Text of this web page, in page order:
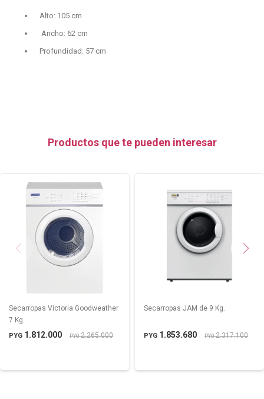
Alto: 105 cm
Ancho: 62 cm
Profundidad: 57 cm
Productos que te pueden interesar
Secarropas Victoria Goodweather
7 Kg.
PYG 1.812.000 PYG2.265.000
Secarropas JAM de 9 Kg.
PYG 1.853.680 PYG2.317.100